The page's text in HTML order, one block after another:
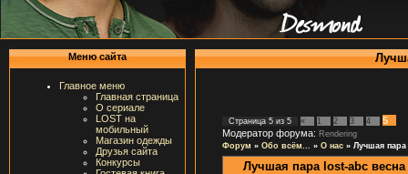
Меню сайта
Главное меню
Главная страница
О сериале
LOST на
мобильный
Магазин одежды
Друзья сайта
Конкурсы
Страница 5 из 5 « 1 2 3 4
5
Модератор форума: Rendering
Форум » Обо всём... » О нас » Лучшая пара
Лучшая пара lost-abc весна